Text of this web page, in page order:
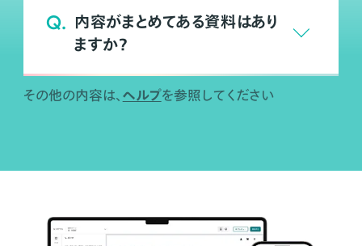
Q. 内容がまとめてある資料はあり
ますか？
その他の内容は、 ヘルプを参照してください